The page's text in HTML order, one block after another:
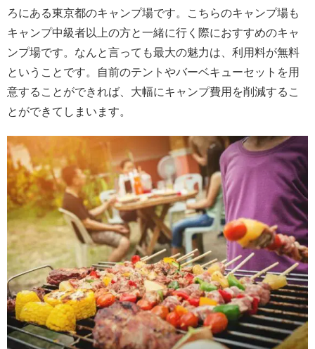
ろにある東京都のキャンプ場です。こちらのキャンプ場も
キャンプ中級者以上の方と一緒に行く際におすすめのキャ
ンプ場です。なんと言っても最大の魅力は、利用料が無料
ということです。自前のテントやバーベキューセットを用
意することができれば、大幅にキャンプ費用を削減するこ
とができてしまいます。